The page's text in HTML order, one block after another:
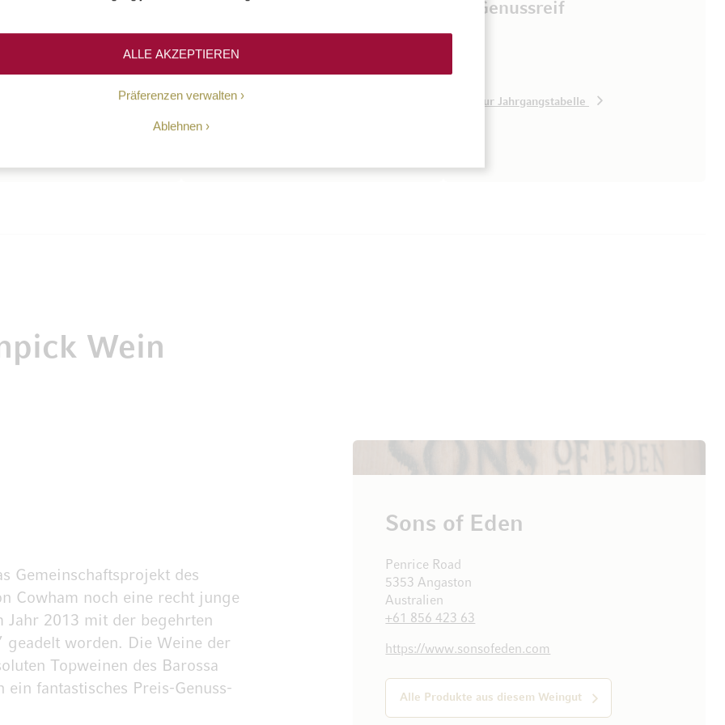
Präferenzen verwalten
Ablehnen
ALLE AKZEPTIEREN
diesen Wein zu
Roastbeef, Gegrilltem
Für den optimalen Genuss von
lagerfähigen Rotweinen empfiehlt
Genussreif
Zur Jahrgangstabelle
Wein
Sons of Eden
Penrice Road
5353 Angaston
Australien
+61 856 423 63
https://www.sonsofeden.com
Alle Produkte aus diesem Weingut
Gemeinschaftsprojekt des
Cowham noch eine recht junge
Jahr 2013 mit der begehrten
geadelt worden. Die Weine der
Topweinen des Barossa
fantastisches Preis-Genuss-